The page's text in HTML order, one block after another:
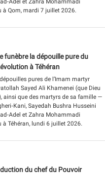
et Zahra Mohammadi
à Qom, mardi 7 juillet 2026.
funèbre la dépouille pure du
à Téhéran
pures de l’Imam martyr
Sayed Ali Khamenei (que Dieu
ainsi que des martyrs de sa famille —
Sayedah Bushra Husseini
et Zahra Mohammadi
Téhéran, lundi 6 juillet 2026.
du chef du Pouvoir